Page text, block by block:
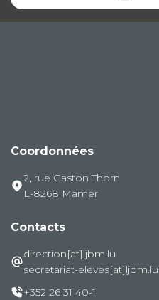
Coordonnées
2, rue Gaston Thorn
L-8268 Mamer
Contacts
direction[at]ljbm.lu
secretariat-eleves[at]ljbm.lu
+352 26 31 40-1